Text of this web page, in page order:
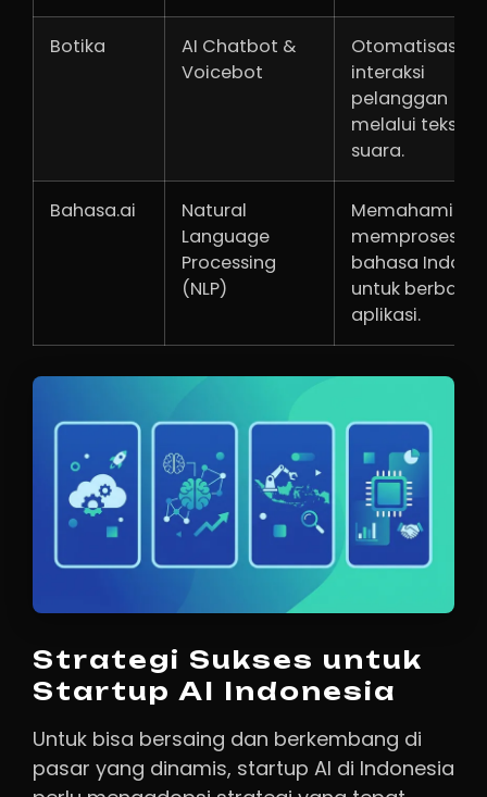
Botika
AI Chatbot &
Voicebot
Otomatisasi
interaksi
pelanggan
melalui teks
suara.
Bahasa.ai
Natural
Language
Processing
(NLP)
Memahami
memproses
bahasa
untuk berbagai
aplikasi.
Strategi Sukses untuk
Startup AI Indonesia
Untuk bisa bersaing dan berkembang di
pasar yang dinamis, startup AI di Indonesia